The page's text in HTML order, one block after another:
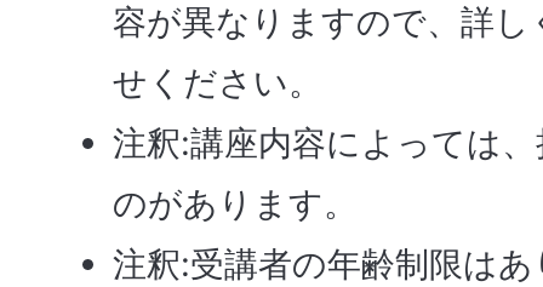
容が異なりますので、詳
せください。
注釈:講座内容によっては
のがあります。
注釈:受講者の年齢制限は